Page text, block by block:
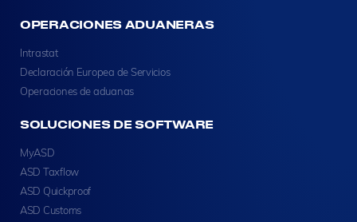
OPERACIONES ADUANERAS
Intrastat
Declaración Europea de Servicios
Operaciones de aduanas
SOLUCIONES DE SOFTWARE
MyASD
ASD Taxflow
ASD Quickproof
ASD Customs